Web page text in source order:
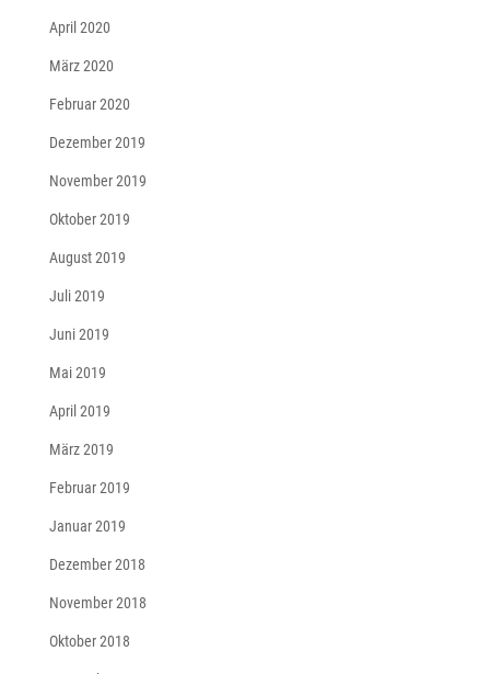
April 2020
März 2020
Februar 2020
Dezember 2019
November 2019
Oktober 2019
August 2019
Juli 2019
Juni 2019
Mai 2019
April 2019
März 2019
Februar 2019
Januar 2019
Dezember 2018
November 2018
Oktober 2018